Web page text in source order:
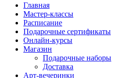
Главная
Мастер-классы
Расписание
Подарочные сертификаты
Онлайн-курсы
Магазин
Подарочные наборы
Доставка
Арт-вечеринки